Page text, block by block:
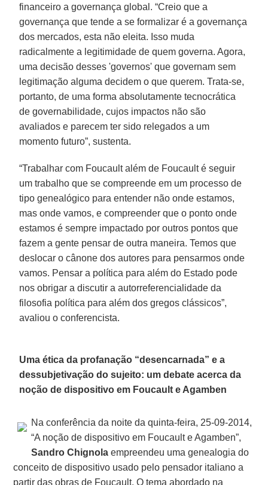
financeiro a governança global. “Creio que a
governança que tende a se formalizar é a governança
dos mercados, esta não eleita. Isso muda
radicalmente a legitimidade de quem governa. Agora,
uma decisão desses 'governos' que governam sem
legitimação alguma decidem o que querem. Trata-se,
portanto, de uma forma absolutamente tecnocrática
de governabilidade, cujos impactos não são
avaliados e parecem ter sido relegados a um
momento futuro”, sustenta.
“Trabalhar com Foucault além de Foucault é seguir
um trabalho que se compreende em um processo de
tipo genealógico para entender não onde estamos,
mas onde vamos, e compreender que o ponto onde
estamos é sempre impactado por outros pontos que
fazem a gente pensar de outra maneira. Temos que
deslocar o cânone dos autores para pensarmos onde
vamos. Pensar a política para além do Estado pode
nos obrigar a discutir a autorreferencialidade da
filosofia política para além dos gregos clássicos”,
avaliou o conferencista.
Uma ética da profanação “desencarnada” e a
dessubjetivação do sujeito: um debate acerca da
noção de dispositivo em Foucault e Agamben
Na conferência da noite da quinta-feira, 25-09-2014,
“A noção de dispositivo em Foucault e Agamben”,
Sandro Chignola empreendeu uma genealogia do
conceito de dispositivo usado pelo pensador italiano a
partir das obras de Foucault. O tema abordado na